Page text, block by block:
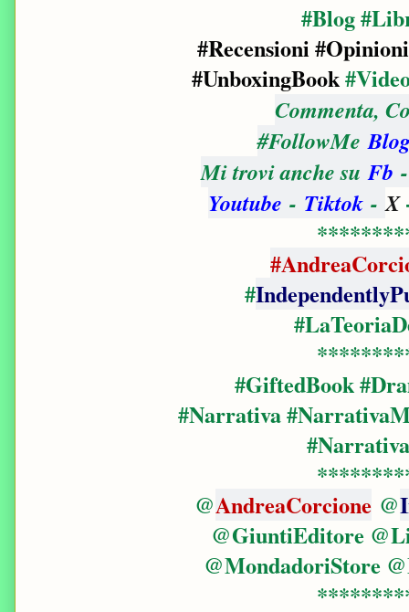
#Blog
#Recensioni #Opinioni
#UnboxingBook
Commenta,
#FollowMe
Mi trovi anche suFb
Youtube - Tiktok-X
#
#GiftedBook
#Narrativa
@AndreaCorcione@
@GiuntiEditore
@MondadoriStore